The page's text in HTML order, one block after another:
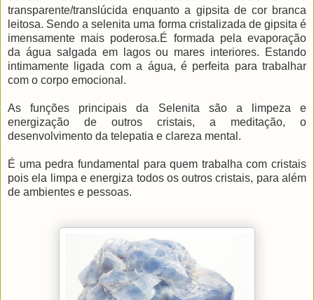
transparente/translúcida enquanto a gipsita de cor branca
leitosa. Sendo a selenita uma forma cristalizada de gipsita é
imensamente mais poderosa.É formada pela evaporação
da água salgada em lagos ou mares interiores. Estando
intimamente ligada com a água, é perfeita para trabalhar
com o corpo emocional.
As funções principais da Selenita são a limpeza e
energização de outros cristais, a meditação, o
desenvolvimento da telepatia e clareza mental.
É uma pedra fundamental para quem trabalha com cristais
pois ela limpa e energiza todos os outros cristais, para além
de ambientes e pessoas.